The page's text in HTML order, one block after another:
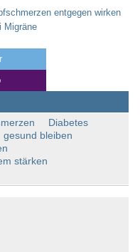
entgegen wirken
Migräne
Diabetes
gesund bleiben
stärken